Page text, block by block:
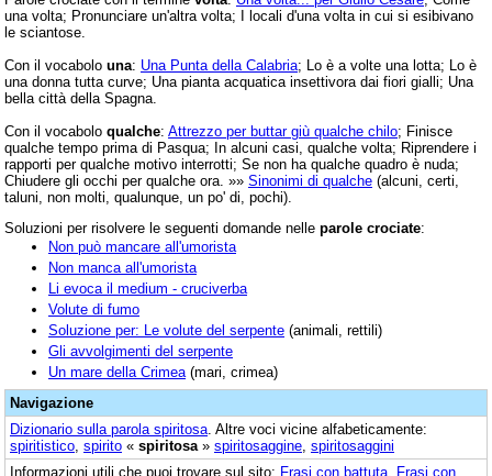
una volta; Pronunciare un'altra volta; I locali d'una volta in cui si esibivano
le sciantose.
Con il vocabolo una: Una Punta della Calabria; Lo è a volte una lotta; Lo è
una donna tutta curve; Una pianta acquatica insettivora dai fiori gialli; Una
bella città della Spagna.
Con il vocabolo qualche: Attrezzo per buttar giù qualche chilo; Finisce
qualche tempo prima di Pasqua; In alcuni casi, qualche volta; Riprendere i
rapporti per qualche motivo interrotti; Se non ha qualche quadro è nuda;
Chiudere gli occhi per qualche ora. »» Sinonimi di qualche (alcuni, certi,
taluni, non molti, qualunque, un po' di, pochi).
Soluzioni per risolvere le seguenti domande nelle parole crociate:
Non può mancare all'umorista
Non manca all'umorista
Li evoca il medium - cruciverba
Volute di fumo
Soluzione per: Le volute del serpente (animali, rettili)
Gli avvolgimenti del serpente
Un mare della Crimea (mari, crimea)
Navigazione
Dizionario sulla parola spiritosa . Altre voci vicine alfabeticamente:
spiritistico spirito « spiritosa » spiritosaggine spiritosaggini
Informazioni utili che puoi trovare sul sito: Frasi con battuta Frasi con